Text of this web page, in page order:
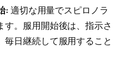
:適切な用量でスピロノラ
す。服用開始後は、指示さ
毎日継続して服用すること